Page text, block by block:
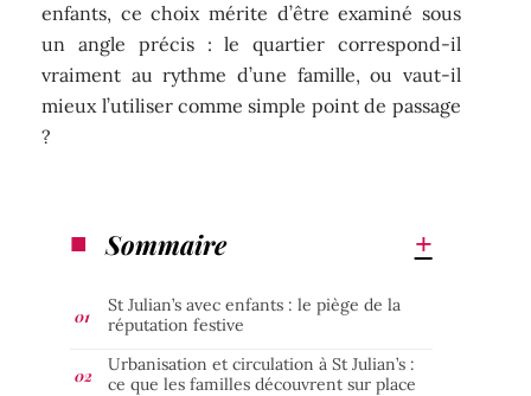
enfants, ce choix mérite d’être examiné sous
un angle précis : le quartier correspond-il
vraiment au rythme d’une famille, ou vaut-il
mieux l’utiliser comme simple point de passage
?
Sommaire
St Julian’s avec enfants : le piège de la
réputation festive
Urbanisation et circulation à St Julian’s :
ce que les familles découvrent sur place